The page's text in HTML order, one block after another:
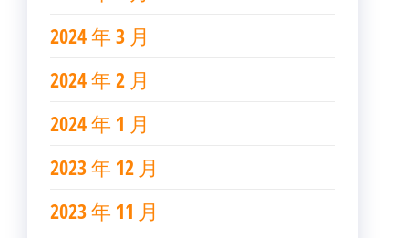
2024 年 3 月
2024 年 2 月
2024 年 1 月
2023 年 12 月
2023 年 11 月